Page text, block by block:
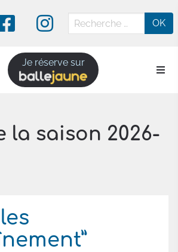
OK
Je réserve sur
balle jaune
la saison 2026-